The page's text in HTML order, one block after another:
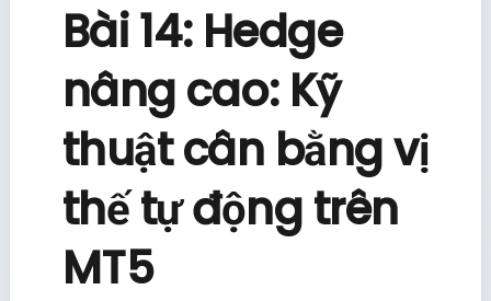
Bài 14: Hedge
nâng cao: Kỹ
thuật cân bằng vị
thế tự động trên
MT5